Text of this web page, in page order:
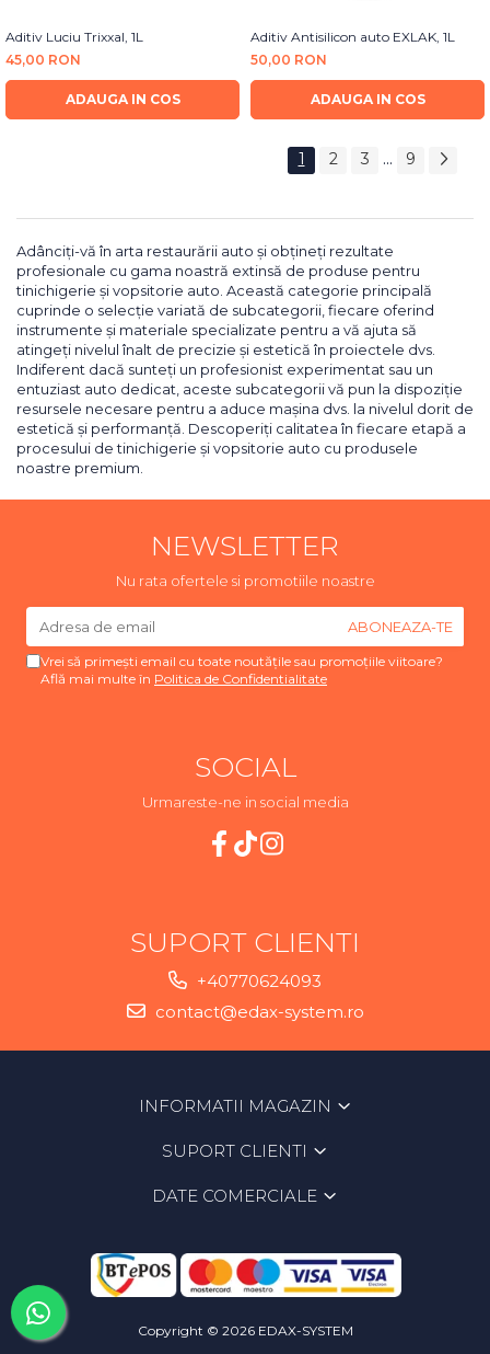
Aditiv Luciu Trixxal, 1L
45,00 RON
ADAUGA IN COS
Aditiv Antisilicon auto EXLAK, 1L
50,00 RON
ADAUGA IN COS
1 2 3 ... 9
Adânciți-vă în arta restaurării auto și obțineți rezultate
profesionale cu gama noastră extinsă de produse pentru
tinichigerie și vopsitorie auto. Această categorie principală
cuprinde o selecție variată de subcategorii, fiecare oferind
instrumente și materiale specializate pentru a vă ajuta să
atingeți nivelul înalt de precizie și estetică în proiectele dvs.
Indiferent dacă sunteți un profesionist experimentat sau un
entuziast auto dedicat, aceste subcategorii vă pun la dispoziție
resursele necesare pentru a aduce mașina dvs. la nivelul dorit de
estetică și performanță. Descoperiți calitatea în fiecare etapă a
procesului de tinichigerie și vopsitorie auto cu produsele
noastre premium.
NEWSLETTER
Nu rata ofertele si promotiile noastre
Vrei să primești email cu toate noutățile sau promoțiile viitoare?
Află mai multe în Politica de Confidentialitate
SOCIAL
Urmareste-ne in social media
SUPORT CLIENTI
+40770624093
contact@edax-system.ro
INFORMATII MAGAZIN
SUPORT CLIENTI
DATE COMERCIALE
Copyright © 2026 EDAX-SYSTEM